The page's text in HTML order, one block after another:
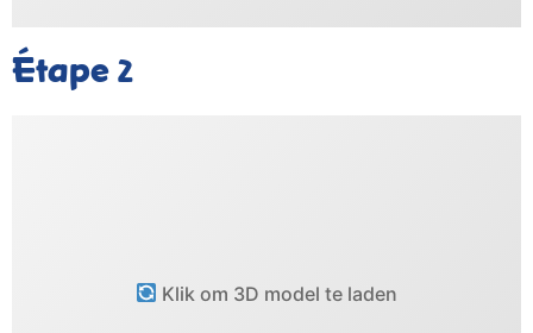
Étape 2
Klik om 3D model te laden